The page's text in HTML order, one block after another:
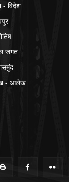
- विदेश
जगत
- आलेख